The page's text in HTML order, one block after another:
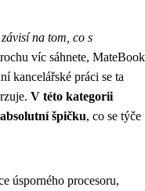
na tom, co s
víc sáhnete, MateBook
kancelářské práci se ta
V této kategorii
špičku, co se týče
úsporného procesoru,